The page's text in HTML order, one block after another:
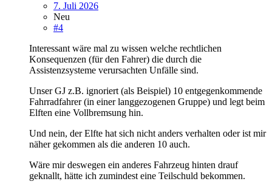
7. Juli 2026
Neu
#4
Interessant wäre mal zu wissen welche rechtlichen
Konsequenzen (für den Fahrer) die durch die
Assistenzsysteme verursachten Unfälle sind.
Unser GJ z.B. ignoriert (als Beispiel) 10 entgegenkommende
Fahrradfahrer (in einer langgezogenen Gruppe) und legt beim
Elften eine Vollbremsung hin.
Und nein, der Elfte hat sich nicht anders verhalten oder ist mir
näher gekommen als die anderen 10 auch.
Wäre mir deswegen ein anderes Fahrzeug hinten drauf
geknallt, hätte ich zumindest eine Teilschuld bekommen.